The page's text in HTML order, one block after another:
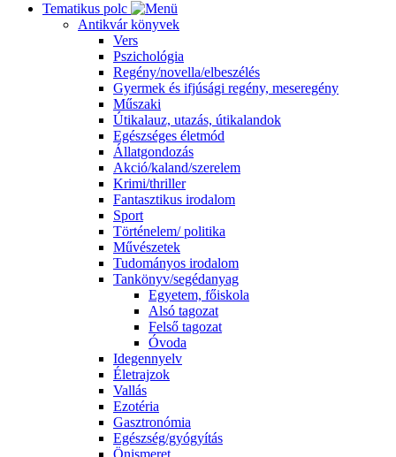
Tematikus polc
Antikvár könyvek
Vers
Pszichológia
Regény/novella/elbeszélés
Gyermek és ifjúsági regény, meseregény
Műszaki
Útikalauz, utazás, útikalandok
Egészséges életmód
Állatgondozás
Akció/kaland/szerelem
Krimi/thriller
Fantasztikus irodalom
Sport
Történelem/ politika
Művészetek
Tudományos irodalom
Tankönyv/segédanyag
Egyetem, főiskola
Alsó tagozat
Felső tagozat
Óvoda
Idegennyelv
Életrajzok
Vallás
Ezotéria
Gasztronómia
Egészség/gyógyítás
Önismeret